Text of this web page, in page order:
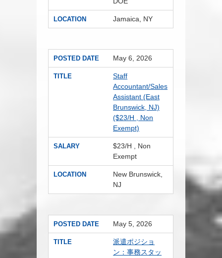
LOCATION Jamaica, NY
POSTED DATE May 6, 2026
TITLE
Staff
Accountant/Sales
Assistant (East
Brunswick, NJ)
($23/H , Non
Exempt)
SALARY
$23/H , Non
Exempt
LOCATION
New Brunswick,
NJ
POSTED DATE May 5, 2026
TITLE
派遣ポジショ
ン：事務スタッ